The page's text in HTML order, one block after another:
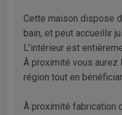
Cette maison dispose
bain, et peut accueillir
L’intérieur est
À proximité vous aurez
région tout en
À proximité fabrication